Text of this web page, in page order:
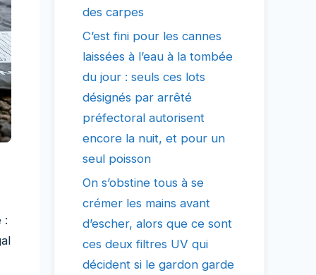
:
des carpes
C’est fini pour les cannes
laissées à l’eau à la tombée
du jour : seuls ces lots
désignés par arrêté
préfectoral autorisent
encore la nuit, et pour un
seul poisson
On s’obstine tous à se
crémer les mains avant
d’escher, alors que ce sont
ces deux filtres UV qui
décident si le gardon garde